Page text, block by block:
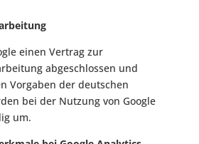
einen Vertrag zur
abgeschlossen und
Vorgaben der deutschen
bei der Nutzung von Google
um.